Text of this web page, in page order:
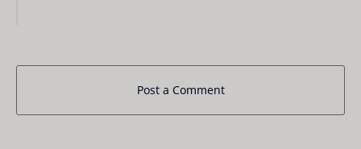
Post a Comment